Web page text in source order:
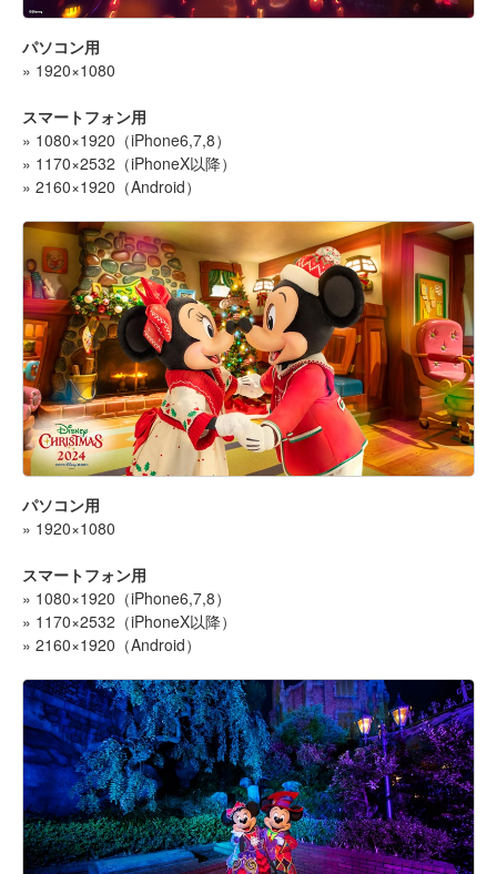
パソコン用
» 1920×1080
スマートフォン用
» 1080×1920（iPhone6,7,8）
» 1170×2532（iPhoneX以降）
» 2160×1920（Android）
パソコン用
» 1920×1080
スマートフォン用
» 1080×1920（iPhone6,7,8）
» 1170×2532（iPhoneX以降）
» 2160×1920（Android）